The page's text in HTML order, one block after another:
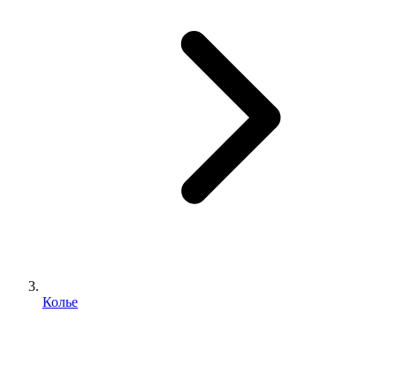
Колье